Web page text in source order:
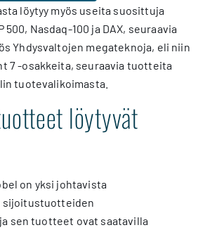
löytyy myös useita suosittuja
Nasdaq-100 ja DAX, seuraavia
Yhdysvaltojen megateknoja, eli niin
7 -osakkeita, seuraavia tuotteita
tuotevalikoimasta.
löytyvät
on yksi johtavista
sen tuotteet ovat saatavilla